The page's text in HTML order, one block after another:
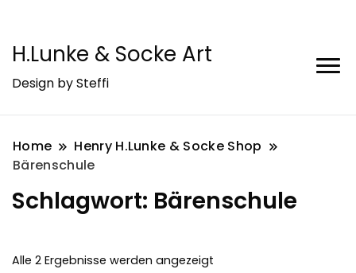
H.Lunke & Socke Art
Design by Steffi
Home
Henry H.Lunke & Socke Shop
Bärenschule
Schlagwort: Bärenschule
Alle 2 Ergebnisse werden angezeigt